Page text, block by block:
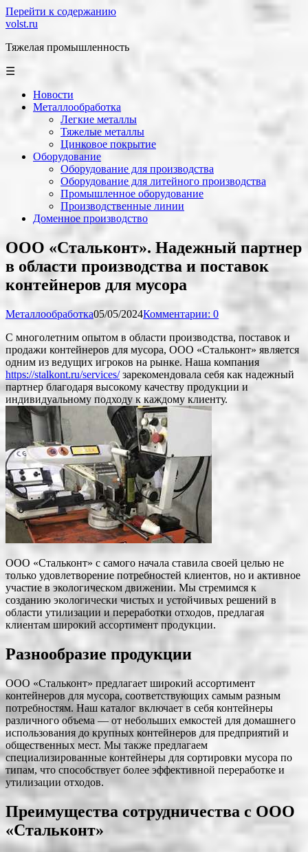
Перейти к содержанию
volst.ru
Тяжелая промышленность
☰
Новости
Металлообработка
Легкие металлы
Тяжелые металлы
Цинковое покрытие
Оборудование
Оборудование для производства
Оборудование для литейного производства
Промышленное оборудование
Производственные линии
Доменное производство
ООО «Cтальконт». Надежный партнер
в области производства и поставок
контейнеров для мусора
Металлообработка05/05/2024Комментарии: 0
С многолетним опытом в области производства, поставок и
продажи контейнеров для мусора, ООО «Cтальконт» является
одним из ведущих игроков на рынке. Наша компания
https://stalkont.ru/services/зарекомендовала себя как надежный
партнер благодаря высокому качеству продукции и
индивидуальному подходу к каждому клиенту.
ООО «Cтальконт» с самого начала ставила своей целью не
только удовлетворение потребностей клиентов, но и активное
участие в экологическом движении. Мы стремимся к
созданию экологически чистых и устойчивых решений в
области утилизации и переработки отходов, предлагая
клиентам широкий ассортимент продукции.
Разнообразие продукции
ООО «Cтальконт» предлагает широкий ассортимент
контейнеров для мусора, соответствующих самым разным
потребностям. Наш каталог включает в себя контейнеры
различного объема — от небольших емкостей для домашнего
использования до крупных контейнеров для предприятий и
общественных мест. Мы также предлагаем
специализированные контейнеры для сортировки мусора по
типам, что способствует более эффективной переработке и
утилизации отходов.
Преимущества сотрудничества с ООО
«Cтальконт»